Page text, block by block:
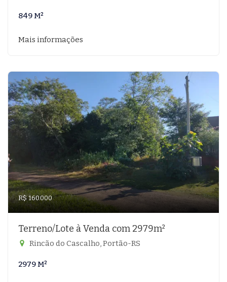
849 M²
Mais informações
R$ 160.000
Terreno/Lote à Venda com 2979m²
Rincão do Cascalho, Portão-RS
2979 M²